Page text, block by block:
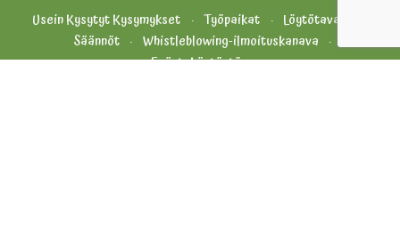
Usein Kysytyt Kysymykset Työpaikat
Löytötavarat
Säännöt
Whistleblowing-ilmoituskanava
Evästekäytäntö